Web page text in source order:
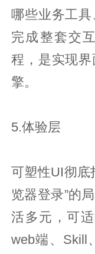
哪些业务工
完成整套交
程，是实现界
擎。
5.体验层
可塑性UI彻底
览器登录”的
活多元，可
web端、Skill